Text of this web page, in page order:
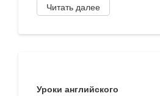
Читать далее
Уроки английского